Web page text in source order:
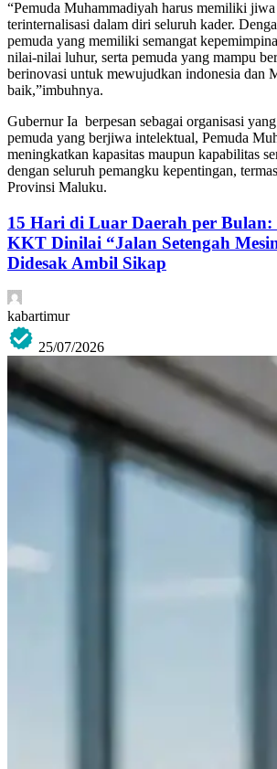
“Pemuda Muhammadiyah harus memiliki
terinternalisasi dalam diri seluruh kader.
pemuda yang memiliki semangat
nilai-nilai luhur, serta pemuda yang mampu
berinovasi untuk mewujudkan indonesia dan
baik,”imbuhnya.
Gubernur Ia berpesan sebagai organisasi
pemuda yang berjiwa intelektual, Pemuda
meningkatkan kapasitas maupun kapabilitas
dengan seluruh pemangku kepentingan,
Provinsi Maluku.
15 Hari di Luar Daerah per Bulan:
KKT Dinilai “Jalan Setengah
Didesak Ambil Sikap
kabartimur
25/07/2026